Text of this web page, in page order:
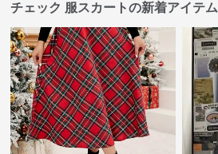
チェック 服スカートの新着アイテム